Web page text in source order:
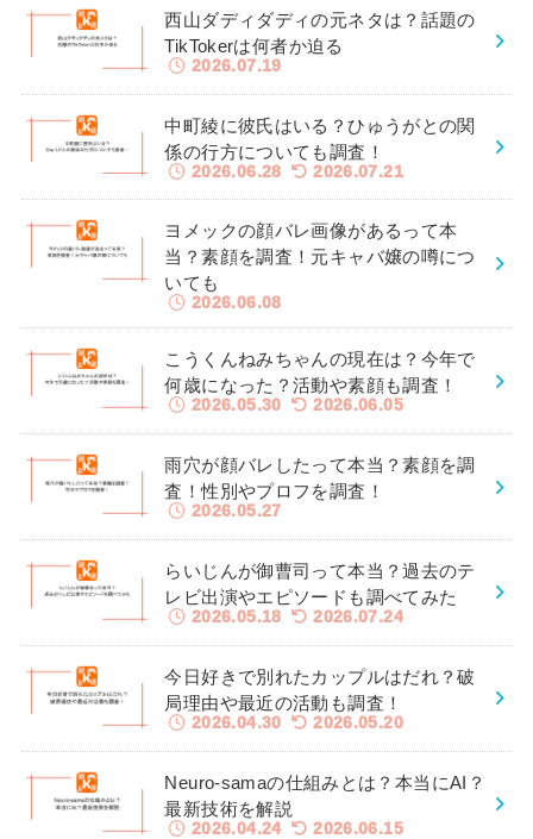
西山ダディダディの元ネタは？話題の
TikTokerは何者か迫る
2026.07.19
中町綾に彼氏はいる？ひゅうがとの関
係の行方についても調査！
2026.06.28 2026.07.21
ヨメックの顔バレ画像があるって本
当？素顔を調査！元キャバ嬢の噂につ
いても
2026.06.08
こうくんねみちゃんの現在は？今年で
何歳になった？活動や素顔も調査！
2026.05.30 2026.06.05
雨穴が顔バレしたって本当？素顔を調
査！性別やプロフを調査！
2026.05.27
らいじんが御曹司って本当？過去のテ
レビ出演やエピソードも調べてみた
2026.05.18 2026.07.24
今日好きで別れたカップルはだれ？破
局理由や最近の活動も調査！
2026.04.30 2026.05.20
Neuro-samaの仕組みとは？本当にAI？
最新技術を解説
2026.04.24 2026.06.15